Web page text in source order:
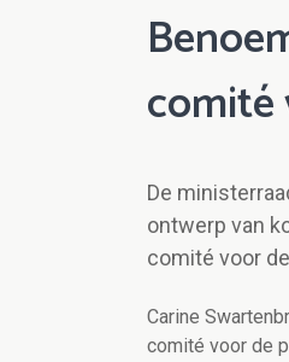
comité
De
ontwerp van
comité voor
Carine
comité voor de